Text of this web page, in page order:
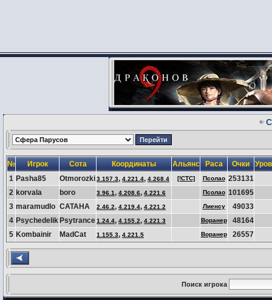
№ Игрок Сота Координаты Альянс Раса Очки
1 Pasha85 Otmorozki3.157.3, 4.221.4, 4.268.4 [!CTC] Псолао 253131
2 korvala boro 3.96.1, 4.208.6, 4.221.6 Псолао 101695
3 maramudlo CATAHA 2.46.2, 4.219.4, 4.221.2 Лиенсу
49033
4 Psychedelik Psytrance1.24.4, 4.155.2, 4.221.3 Воранер
48164
5 Kombainir MadCat 1.155.3, 4.221.5 Воранер 26557
Поиск игрока